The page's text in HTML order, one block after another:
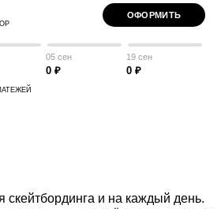
ОФОРМИТЬ
05 сен
0 ₽
19 сен
0 ₽
скейтбординга и на каждый день.